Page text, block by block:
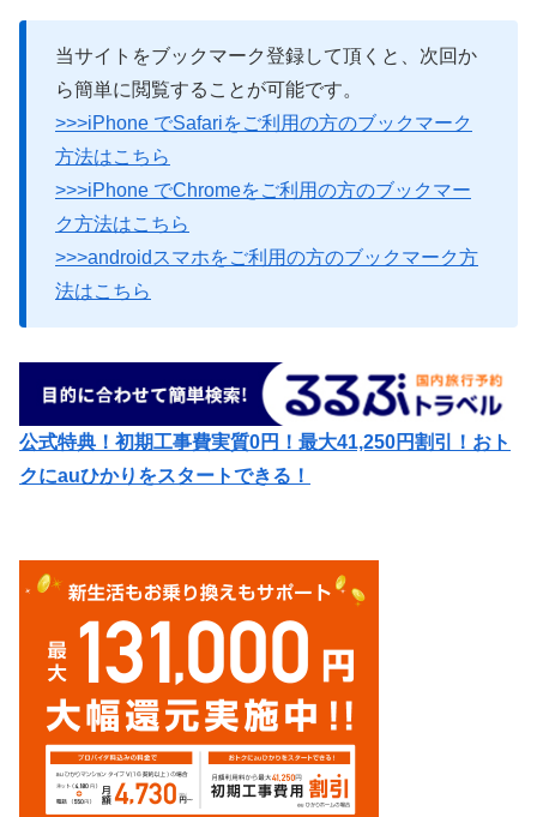
当サイトをブックマーク登録して頂くと、次回か
ら簡単に閲覧することが可能です。
>>>iPhone でSafariをご利用の方のブックマーク
方法はこちら
>>>iPhone でChromeをご利用の方のブックマー
ク方法はこちら
>>>androidスマホをご利用の方のブックマーク方
法はこちら
公式特典！初期工事費実質0円！最大41,250円割引！おト
クにauひかりをスタートできる！